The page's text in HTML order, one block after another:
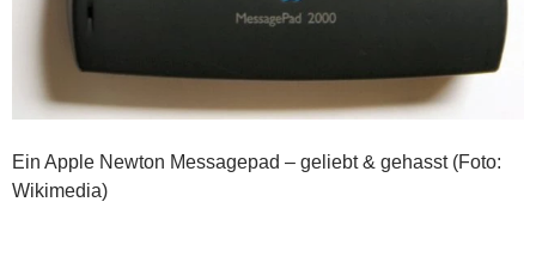
Ein Apple Newton Messagepad – geliebt & gehasst (Foto:
Wikimedia)